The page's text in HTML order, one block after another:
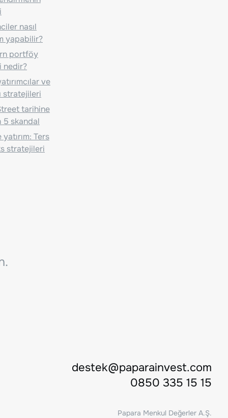
nasıl
yapabilir?
portföy
nedir?
ve
stratejileri
tarihine
5 skandal
Ters
stratejileri
destek@paparainvest.com
0850 335 15 15
Papara Menkul Değerler A.Ş.